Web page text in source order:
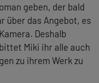
geben, der bald
über das Angebot, es
Deshalb
Miki ihr alle auch
zu ihrem Werk zu